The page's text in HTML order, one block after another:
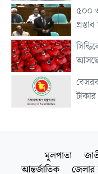
৫০০
আসছে
মূলপাতা
আন্তর্জাতিক
জেলার